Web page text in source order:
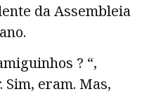
da Assembleia
? “,
eram. Mas,